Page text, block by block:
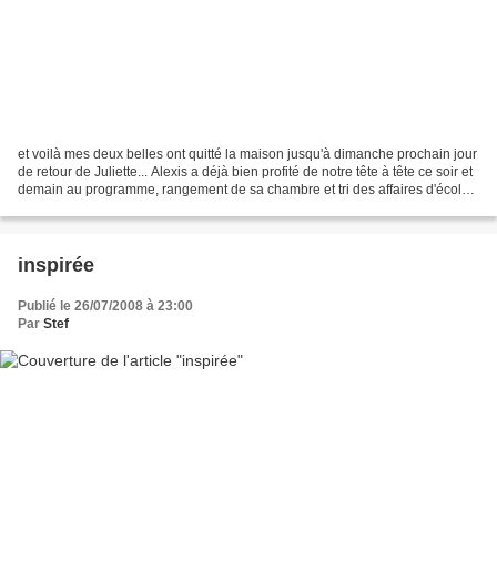
et voilà mes deux belles ont quitté la maison jusqu'à dimanche prochain jour
de retour de Juliette... Alexis a déjà bien profité de notre tête à tête ce soir et
demain au programme, rangement de sa chambre et tri des affaires d'école
inspirée
Publié le 26/07/2008 à 23:00
Par Stef